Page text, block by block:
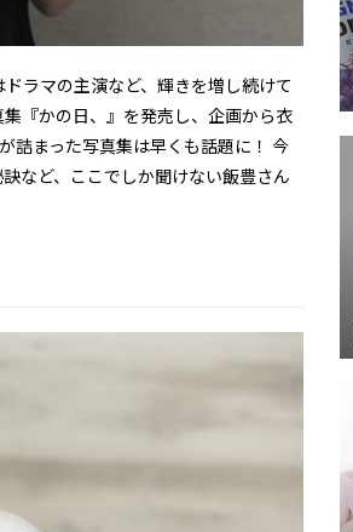
ラマの主演など、輝きを増し続けて
『かの日、』を発売し、企画から衣
詰まった写真集は早くも話題に！ 今
など、ここでしか聞けない飯豊さん